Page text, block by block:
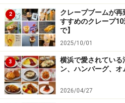
2
クレープブームが
すすめのクレープ
で】
2025/10/01
3
横浜で愛されている
ン、ハンバーグ、
2026/04/27